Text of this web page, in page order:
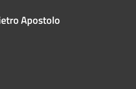
Apostolo